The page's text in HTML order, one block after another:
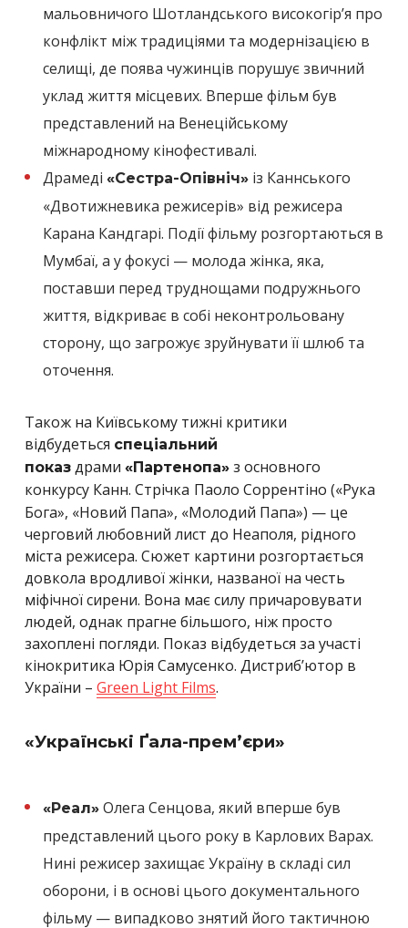
мальовничого Шотландського високогір’я про
конфлікт між традиціями та модернізацією в
селищі, де поява чужинців порушує звичний
уклад життя місцевих. Вперше фільм був
представлений на Венеційському
міжнародному кінофестивалі.
Драмеді «Сестра-Опівніч» із Каннського
«Двотижневика режисерів» від режисера
Карана Кандгарі. Події фільму розгортаються в
Мумбаї, а у фокусі — молода жінка, яка,
поставши перед труднощами подружнього
життя, відкриває в собі неконтрольовану
сторону, що загрожує зруйнувати її шлюб та
оточення.
Також на Київському тижні критики
відбудеться спеціальний
показ драми «Партенопа» з основного
конкурсу Канн. Стрічка Паоло Соррентіно («Рука
Бога», «Новий Папа», «Молодий Папа») — це
черговий любовний лист до Неаполя, рідного
міста режисера. Сюжет картини розгортається
довкола вродливої жінки, названої на честь
міфічної сирени. Вона має силу причаровувати
людей, однак прагне більшого, ніж просто
захоплені погляди. Показ відбудеться за участі
кінокритика Юрія Самусенко. Дистрибʼютор в
України – Green Light Films.
«Українські Ґала-прем’єри»
«Реал» Олега Сенцова, який вперше був
представлений цього року в Карлових Варах.
Нині режисер захищає Україну в складі сил
оборони, і в основі цього документального
фільму — випадково знятий його тактичною